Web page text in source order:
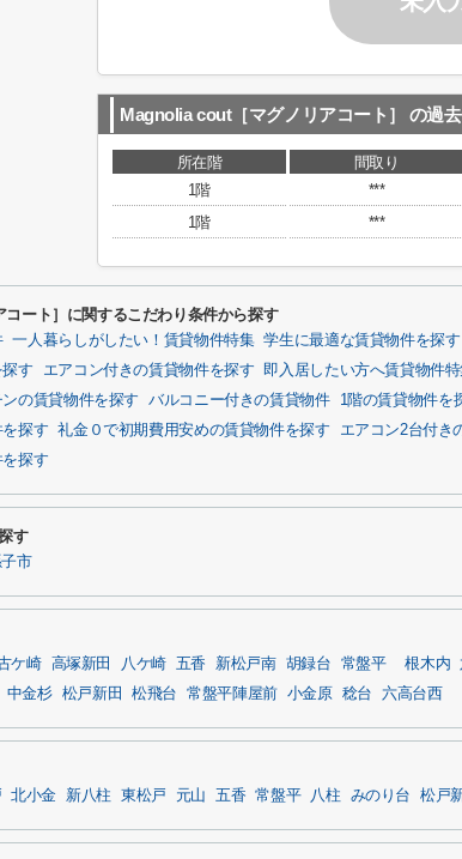
Magnolia cout［マグノリアコート］ の過
所在階 間取り
1階
***
1階
***
ート］に関するこだわり条件から探す
一人暮らしがしたい！賃貸物件特集 学生に最適な賃貸物件を探す
す
エアコン付きの賃貸物件を探す 即入居したい方へ賃貸物件
の賃貸物件を探す
バルコニー付きの賃貸物件 1階の賃貸物件を
探す 礼金０で初期費用安めの賃貸物件を探す エアコン2台付き
探す
す
市
ケ崎 高塚新田 八ケ崎 五香 新松戸南 胡録台 常盤平 根木内
中金杉 松戸新田 松飛台 常盤平陣屋前 小金原 稔台 六高台西
北小金 新八柱 東松戸 元山 五香 常盤平 八柱 みのり台 松戸